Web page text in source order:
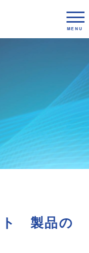
ト 製品の